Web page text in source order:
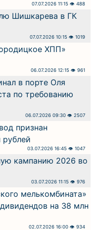
07.07.2026 11:15 👁 488
Шишкарева в ГК
07.07.2026 10:15 👁 1019
ХПП»
06.07.2026 12:15 👁 961
в порте Оля
по требованию
06.07.2026 09:30 👁 2507
признан
03.07.2026 16:45 👁 1047
кампанию 2026 во
03.07.2026 11:15 👁 976
мелькомбината»
на 38 млн
02.07.2026 16:00 👁 934